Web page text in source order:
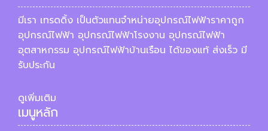
มีเรา เทรดดิ้ง เป็นตัวแทนจำหน่ายอุปกรณ์ไฟฟ้าราคาถูก
อุปกรณ์ไฟฟ้า อุปกรณ์ไฟฟ้าโรงงาน อุปกรณ์ไฟฟ้า
อุตสาหกรรม อุปกรณ์ไฟฟ้าบ้านเรือน ได้ของแท้ ส่งเร็ว มี
รับประกัน
ดูเพิ่มเติม
เมนูหลัก